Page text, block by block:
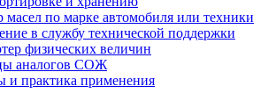
масел по марке автомобиля или техники
в службу технической поддержки
физических величин
аналогов СОЖ
и практика применения